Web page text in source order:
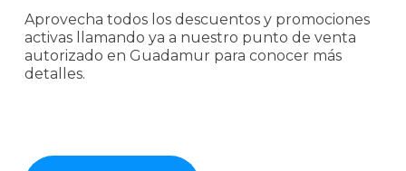
Aprovecha todos los descuentos y promociones
activas llamando ya a nuestro punto de venta
autorizado en Guadamur para conocer más
detalles.